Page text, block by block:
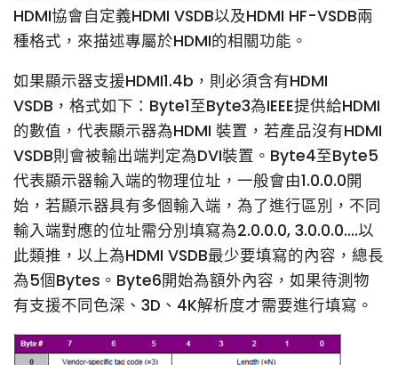
HDMI協會自定義HDMI VSDB以及HDMI HF-VSDB兩
種格式，來描述專屬於HDMI的相關功能。
如果顯示器支援HDMI1.4b，則必須含有HDMI
VSDB，格式如下：Byte1至Byte3為IEEE提供給HDMI
的數值，代表顯示器為HDMI 裝置，若產品沒有HDMI
VSDB則會被輸出端判定為DVI裝置。Byte4至Byte5
代表顯示器輸入端的物理位址，一般會由1.0.0.0開
始，若顯示器具有多個輸入端，為了進行區別，不同
輸入端對應的位址需分別填寫為2.0.0.0, 3.0.0.0….以
此類推，以上為HDMI VSDB最少要填寫的內容，總長
為5個Bytes。Byte6開始為額外內容，如果待測物
有支援不同色深、3D、4K解析度才需要進行填寫。